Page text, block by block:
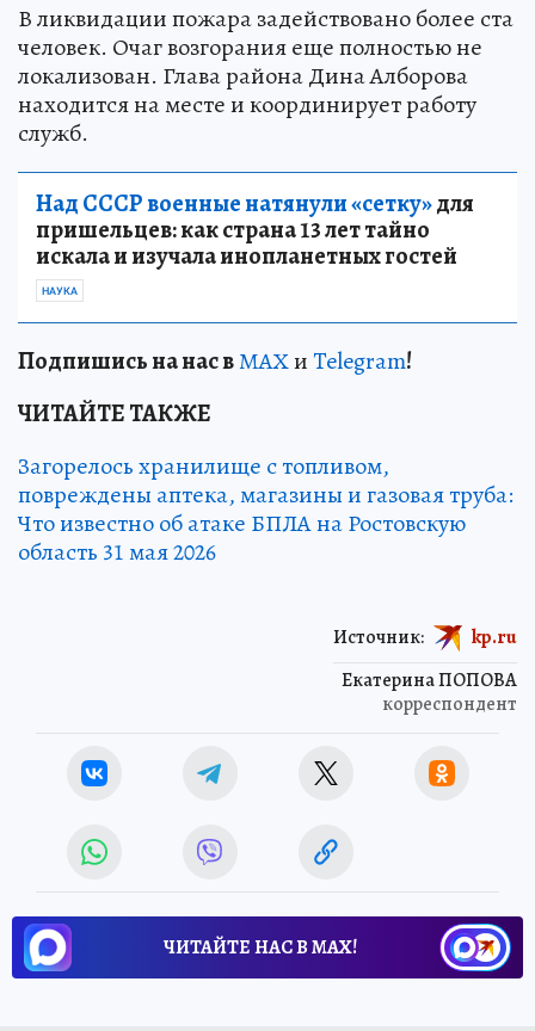
В ликвидации пожара задействовано более ста
человек. Очаг возгорания еще полностью не
локализован. Глава района Дина Алборова
находится на месте и координирует работу
служб.
Над СССР военные натянули «сетку»для
пришельцев: как страна 13 лет тайно
искала и изучала инопланетных гостей
НАУКА
Подпишись на нас вМАХиTelegram!
ЧИТАЙТЕ ТАКЖЕ
Загорелось хранилище с топливом,
повреждены аптека, магазины и газовая труба:
Что известно об атаке БПЛА на Ростовскую
область 31 мая 2026
Екатерина ПОПОВА
корреспондент
Источник: kp.ru
ЧИТАЙТЕ НАС В МАХ!